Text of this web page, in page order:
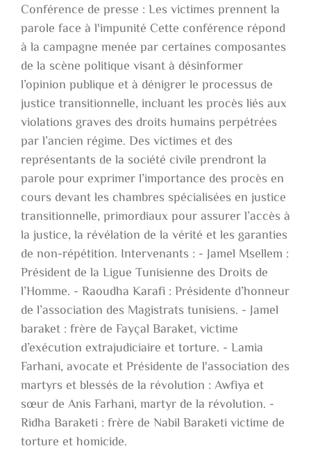
Conférence de presse : Les victimes prennent la
parole face à l'impunité Cette conférence répond
à la campagne menée par certaines composantes
de la scène politique visant à désinformer
l’opinion publique et à dénigrer le processus de
justice transitionnelle, incluant les procès liés aux
violations graves des droits humains perpétrées
par l’ancien régime. Des victimes et des
représentants de la société civile prendront la
parole pour exprimer l’importance des procès en
cours devant les chambres spécialisées en justice
transitionnelle, primordiaux pour assurer l’accès à
la justice, la révélation de la vérité et les garanties
de non-répétition. Intervenants : - Jamel Msellem :
Président de la Ligue Tunisienne des Droits de
l’Homme. - Raoudha Karafi : Présidente d’honneur
de l’association des Magistrats tunisiens. - Jamel
baraket : frère de Fayçal Baraket, victime
d’exécution extrajudiciaire et torture. - Lamia
Farhani, avocate et Présidente de l'association des
martyrs et blessés de la révolution : Awfiya et
sœur de Anis Farhani, martyr de la révolution. -
Ridha Baraketi : frère de Nabil Baraketi victime de
torture et homicide.